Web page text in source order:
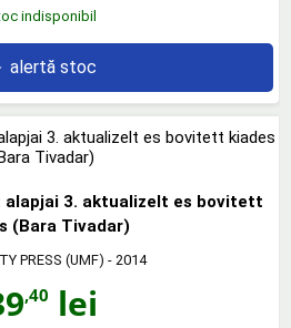
indisponibil
alertă stoc
alapjai 3. aktualizelt es bovitett
(Bara Tivadar)
PRESS (UMF) - 2014
,40 lei